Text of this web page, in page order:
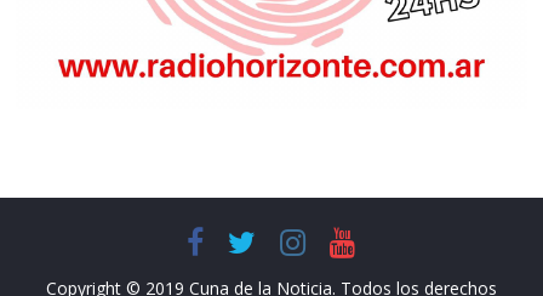
Copyright © 2019 Cuna de la Noticia. Todos los derechos